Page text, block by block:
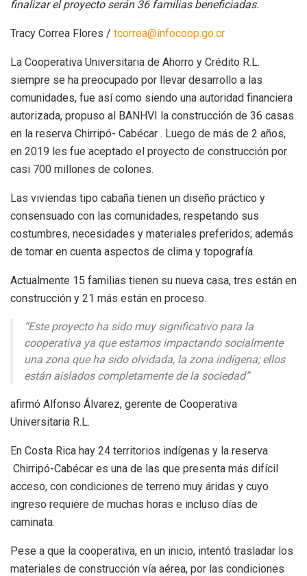
finalizar el proyecto serán 36 familias beneficiadas.
Tracy Correa Flores / tcorrea@infocoop.go.cr
La Cooperativa Universitaria de Ahorro y Crédito R.L.
siempre se ha preocupado por llevar desarrollo a las
comunidades, fue así como siendo una autoridad financiera
autorizada, propuso al BANHVI la construcción de 36 casas
en la reserva Chirripó- Cabécar . Luego de más de 2 años,
en 2019 les fue aceptado el proyecto de construcción por
casi 700 millones de colones.
Las viviendas tipo cabaña tienen un diseño práctico y
consensuado con las comunidades, respetando sus
costumbres, necesidades y materiales preferidos; además
de tomar en cuenta aspectos de clima y topografía.
Actualmente 15 familias tienen su nueva casa, tres están en
construcción y 21 más están en proceso.
“Este proyecto ha sido muy significativo para la
cooperativa ya que estamos impactando socialmente
una zona que ha sido olvidada, la zona indígena; ellos
están aislados completamente de la sociedad”
afirmó Alfonso Álvarez, gerente de Cooperativa
Universitaria R.L.
En Costa Rica hay 24 territorios indígenas y la reserva
Chirripó-Cabécar es una de las que presenta más difícil
acceso, con condiciones de terreno muy áridas y cuyo
ingreso requiere de muchas horas e incluso días de
caminata.
Pese a que la cooperativa, en un inicio, intentó trasladar los
materiales de construcción vía aérea, por las condiciones